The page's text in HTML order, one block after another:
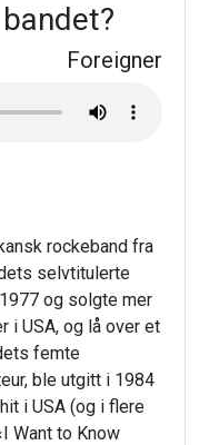
Foreigner
rockeband fra
selvtitulerte
og solgte mer
i USA, og lå over et
femte
ble utgitt i 1984
i USA (og i flere
Want to Know